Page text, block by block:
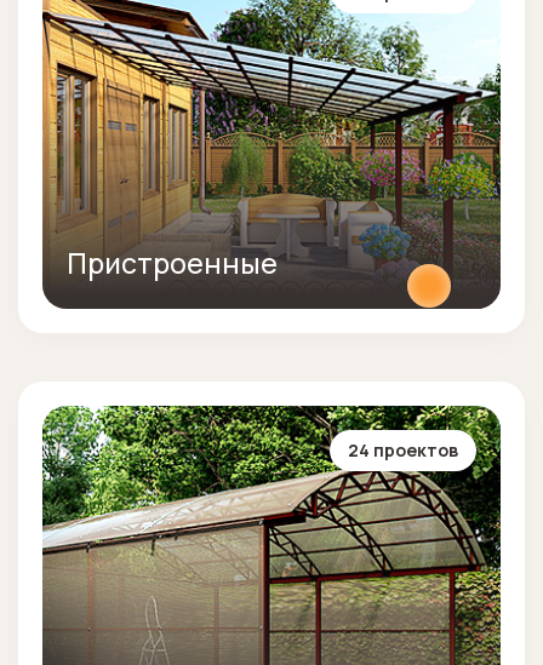
Пристроенные
24 проектов